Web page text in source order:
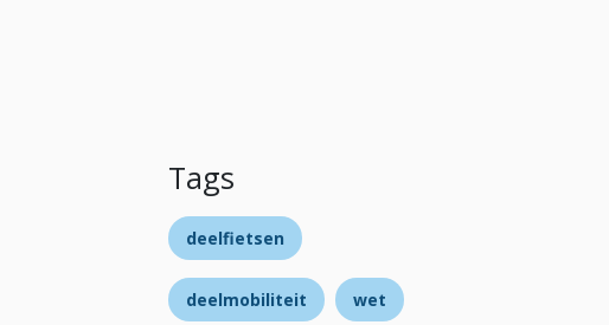
Tags
deelfietsen
deelmobiliteit wet